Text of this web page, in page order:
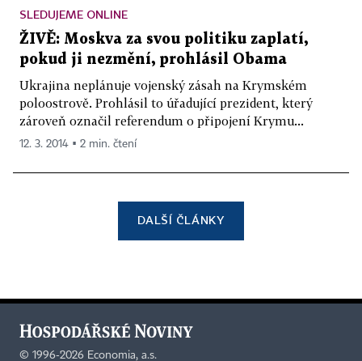
SLEDUJEME ONLINE
ŽIVĚ: Moskva za svou politiku zaplatí,
pokud ji nezmění, prohlásil Obama
Ukrajina neplánuje vojenský zásah na Krymském
poloostrově. Prohlásil to úřadující prezident, který
zároveň označil referendum o připojení Krymu...
12. 3. 2014 ▪ 2 min. čtení
DALŠÍ ČLÁNKY
© 1996-2026 Economia, a.s.